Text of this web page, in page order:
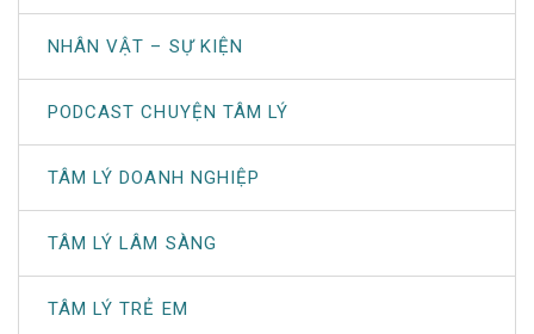
NHÂN VẬT – SỰ KIỆN
PODCAST CHUYỆN TÂM LÝ
TÂM LÝ DOANH NGHIỆP
TÂM LÝ LÂM SÀNG
TÂM LÝ TRẺ EM